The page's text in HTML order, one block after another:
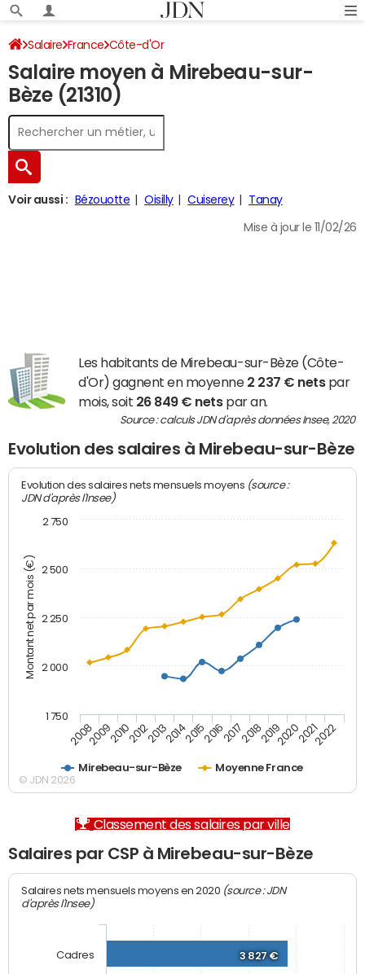
Salaire France Côte-d'Or
Salaire moyen à Mirebeau-sur-
Bèze (21310)
Voir aussi : Bézouotte Oisilly Cuiserey Tanay
Mise à jour le 11/02/26
Les habitants de Mirebeau-sur-Bèze (Côte-
d'Or) gagnent en moyenne 2 237 € netspar
mois, soit 26 849 € netspar an.
Source : calculs JDN d'après données Insee, 2020
Evolution des salaires à Mirebeau-sur-Bèze
Montant net par mois (€)
Evolution des salaires nets mensuels moyens (source :
JDN d'après l'Insee)
Mirebeau-sur-Bèze Moyenne France
20082009201020122013201420152016201720182019202020212022
2 000
1 750
2 250
2 500
2 750
© JDN 2026
Classement des salaires par ville
Salaires par CSP à Mirebeau-sur-Bèze
Salaires nets mensuels moyens en 2020 (source : JDN
d'après l'Insee)
3 827 €
Cadres